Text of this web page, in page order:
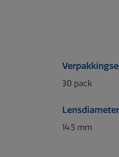
30 pack
Lensdiameter
14.5 mm